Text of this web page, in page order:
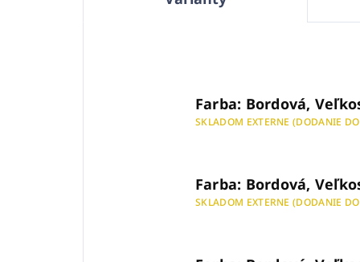
Farba: Bordová,
SKLADOM EXTERNE (DODANIE
Farba: Bordová,
SKLADOM EXTERNE (DODANIE